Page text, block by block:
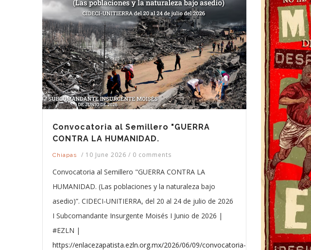
Convocatoria al Semillero "GUERRA
CONTRA LA HUMANIDAD.
Chiapas / 10 June 2026 / 0 comments
Convocatoria al Semillero "GUERRA CONTRA LA
HUMANIDAD. (Las poblaciones y la naturaleza bajo
asedio)”. CIDECI-UNITIERRA, del 20 al 24 de julio de 2026
I Subcomandante Insurgente Moisés I Junio de 2026 |
#EZLN |
https://enlacezapatista.ezln.org.mx/2026/06/09/convocatoria-